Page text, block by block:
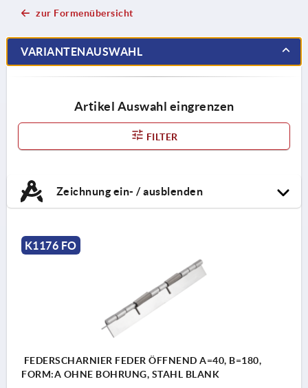
zur Formenübersicht
VARIANTENAUSWAHL
Artikel Auswahl eingrenzen
FILTER
Zeichnung ein- / ausblenden
K1176 FO
FEDERSCHARNIER FEDER ÖFFNEND A=40, B=180,
FORM:A OHNE BOHRUNG, STAHL BLANK